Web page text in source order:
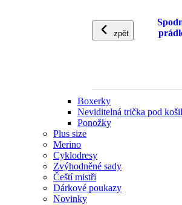
zpět
Boxerky
Neviditelná trička pod
Ponožky
Plus size
Merino
Cyklodresy
Zvýhodněné sady
Čeští mistři
Dárkové poukazy
Novinky